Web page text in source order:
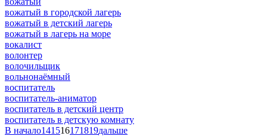
вожатый в городской лагерь
вожатый в детский лагерь
вожатый в лагерь на море
вокалист
волонтер
волочильщик
вольнонаёмный
воспитатель
воспитатель-аниматор
воспитатель в детский центр
воспитатель в детскую комнату
В начало141516171819дальше